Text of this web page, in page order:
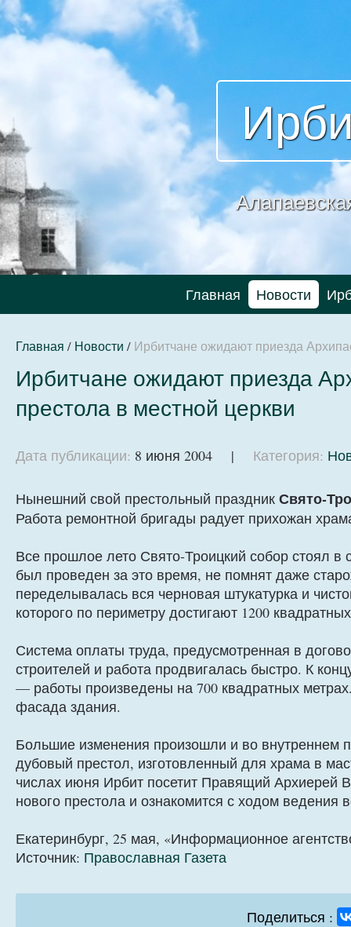
Главная Новости
Главная / Новости / Ирбитчане ожидают приезда
Ирбитчане ожидают приезда
престола в местной церкви
Дата публикации: 8 июня 2004 | Категория:
Нынешний свой престольный праздник Свято-
Работа ремонтной бригады радует прихожан
Все прошлое лето Свято-Троицкий собор стоял в
был проведен за это время, не помнят даже
переделывалась вся черновая штукатурка и
которого по периметру достигают 1200
Система оплаты труда, предусмотренная в
строителей и работа продвигалась быстро. К
— работы произведены на 700 квадратных
фасада здания.
Большие изменения произошли и во внутреннем
дубовый престол, изготовленный для храма в
числах июня Ирбит посетит Правящий Архиерей
нового престола и ознакомится с ходом ведения
Екатеринбург, 25 мая, «Информационное
Источник: Православная Газета
Поделиться :